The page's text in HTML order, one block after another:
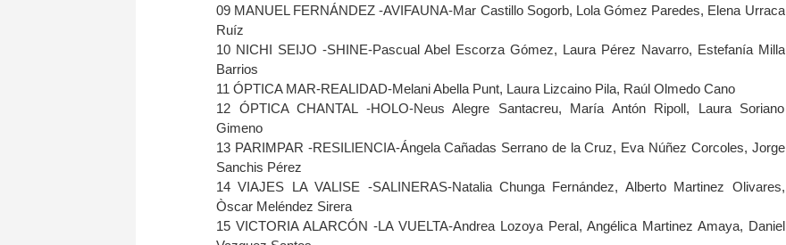
09 MANUEL FERNÁNDEZ -AVIFAUNA-Mar Castillo Sogorb, Lola Gómez Paredes, Elena Urraca
Ruíz
10 NICHI SEIJO -SHINE-Pascual Abel Escorza Gómez, Laura Pérez Navarro, Estefanía Milla
Barrios
11 ÓPTICA MAR-REALIDAD-Melani Abella Punt, Laura Lizcaino Pila, Raúl Olmedo Cano
12 ÓPTICA CHANTAL -HOLO-Neus Alegre Santacreu, María Antón Ripoll, Laura Soriano
Gimeno
13 PARIMPAR -RESILIENCIA-Ángela Cañadas Serrano de la Cruz, Eva Núñez Corcoles, Jorge
Sanchis Pérez
14 VIAJES LA VALISE -SALINERAS-Natalia Chunga Fernández, Alberto Martinez Olivares,
Òscar Meléndez Sirera
15 VICTORIA ALARCÓN -LA VUELTA-Andrea Lozoya Peral, Angélica Martinez Amaya, Daniel